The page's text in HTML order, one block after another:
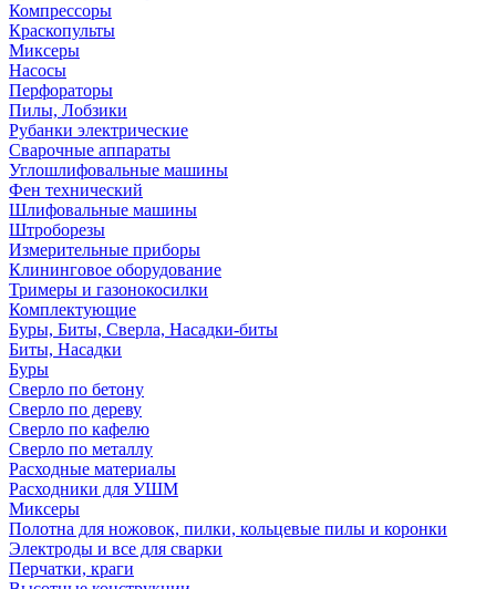
Компрессоры
Краскопульты
Миксеры
Насосы
Перфораторы
Пилы, Лобзики
Рубанки электрические
Сварочные аппараты
Углошлифовальные машины
Фен технический
Шлифовальные машины
Штроборезы
Измерительные приборы
Клининговое оборудование
Тримеры и газонокосилки
Комплектующие
Буры, Биты, Сверла, Насадки-биты
Биты, Насадки
Буры
Сверло по бетону
Сверло по дереву
Сверло по кафелю
Сверло по металлу
Расходные материалы
Расходники для УШМ
Миксеры
Полотна для ножовок, пилки, кольцевые пилы и коронки
Электроды и все для сварки
Перчатки, краги